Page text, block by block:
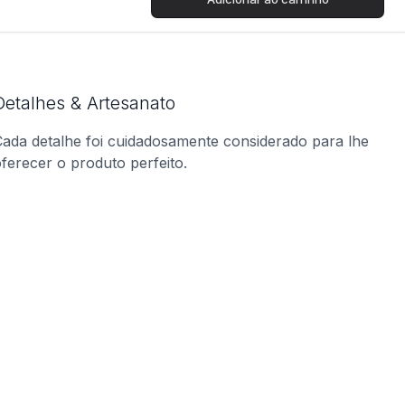
& Artesanato
detalhe foi cuidadosamente considerado para lhe
o produto perfeito.